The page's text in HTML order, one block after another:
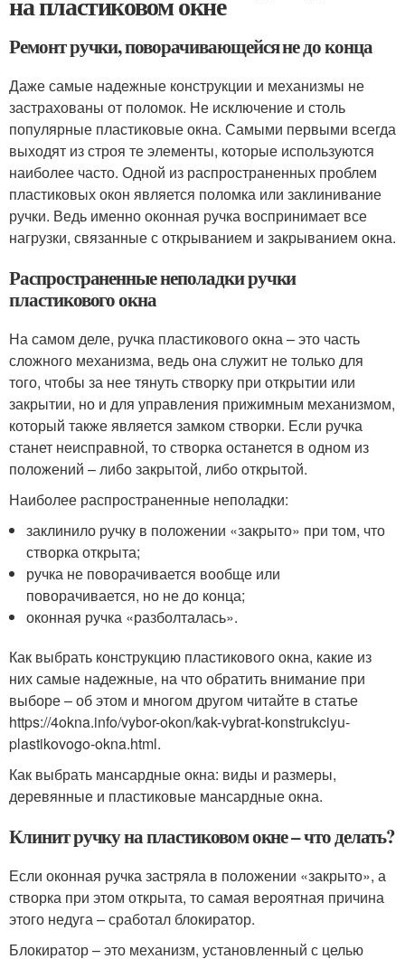
Ремонт ручки, поворачивающейся не до конца
Даже самые надежные конструкции и механизмы не
застрахованы от поломок. Не исключение и столь
популярные пластиковые окна. Самыми первыми всегда
выходят из строя те элементы, которые используются
наиболее часто. Одной из распространенных проблем
пластиковых окон является поломка или заклинивание
ручки. Ведь именно оконная ручка воспринимает все
нагрузки, связанные с открыванием и закрыванием окна.
Распространенные неполадки ручки
пластикового окна
На самом деле, ручка пластикового окна – это часть
сложного механизма, ведь она служит не только для
того, чтобы за нее тянуть створку при открытии или
закрытии, но и для управления прижимным механизмом,
который также является замком створки. Если ручка
станет неисправной, то створка останется в одном из
положений – либо закрытой, либо открытой.
Наиболее распространенные неполадки:
заклинило ручку в положении «закрыто» при том, что
створка открыта;
ручка не поворачивается вообще или
поворачивается, но не до конца;
оконная ручка «разболталась».
Как выбрать конструкцию пластикового окна, какие из
них самые надежные, на что обратить внимание при
выборе – об этом и многом другом читайте в статье
https://4okna.info/vybor-okon/kak-vybrat-konstrukciyu-
plastikovogo-okna.html.
Как выбрать мансардные окна: виды и размеры,
деревянные и пластиковые мансардные окна.
Клинит ручку на пластиковом окне – что делать?
Если оконная ручка застряла в положении «закрыто», а
створка при этом открыта, то самая вероятная причина
этого недуга – сработал блокиратор.
Блокиратор – это механизм, установленный с целью